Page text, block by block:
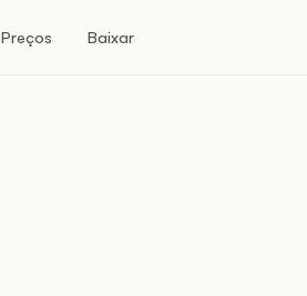
Preços Baixar